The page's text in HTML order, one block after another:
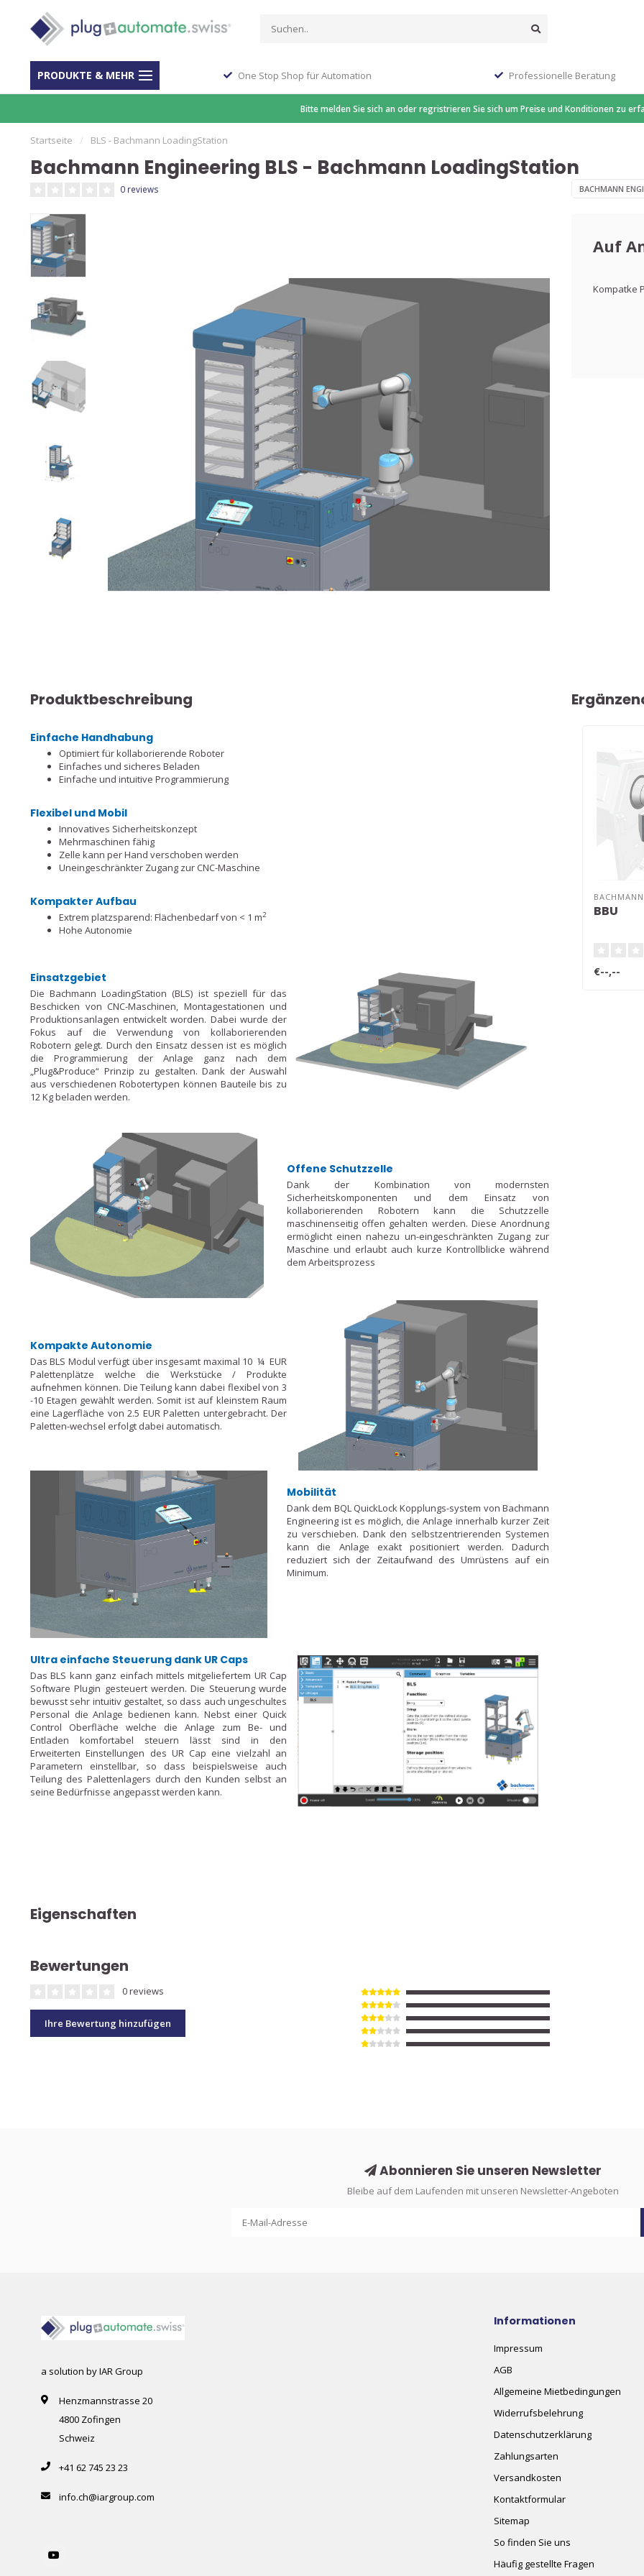
PRODUKTE & MEHR
40 Jahre Erfahrung One Stop Shop für Automation Professionelle Beratung
Bitte melden Sie sich an oder regristrieren Sie sich um Preise und Konditionen zu
Startseite / BLS - Bachmann LoadingStation
Bachmann Engineering BLS - Bachmann LoadingStation
0 reviews BACHMANN
Auf
Kompatke
Produktbeschreibung
Einfache Handhabung
Optimiert für kollaborierende Roboter
Einfaches und sicheres Beladen
Einfache und intuitive Programmierung
Flexibel und Mobil
Innovatives Sicherheitskonzept
Mehrmaschinen fähig
Zelle kann per Hand verschoben werden
Uneingeschränkter Zugang zur CNC-Maschine
Kompakter Aufbau
Extrem platzsparend: Flächenbedarf von < 1 m2
Hohe Autonomie
Einsatzgebiet
Die Bachmann LoadingStation (BLS) ist speziell für das
Beschicken von CNC-Maschinen, Montagestationen und
Produktionsanlagen entwickelt worden. Dabei wurde der
Fokus auf die Verwendung von kollaborierenden
Robotern gelegt. Durch den Einsatz dessen ist es möglich
die Programmierung der Anlage ganz nach dem
„Plug&Produce“ Prinzip zu gestalten. Dank der Auswahl
aus verschiedenen Robotertypen können Bauteile bis zu
12 Kg beladen werden.
Offene Schutzzelle
Dank der Kombination von modernsten
Sicherheitskomponenten und dem Einsatz von
kollaborierenden Robotern kann die Schutzzelle
maschinenseitig offen gehalten werden. Diese Anordnung
ermöglicht einen nahezu un-eingeschränkten Zugang zur
Maschine und erlaubt auch kurze Kontrollblicke während
dem Arbeitsprozess
Kompakte Autonomie
Das BLS Modul verfügt über insgesamt maximal 10 ¼ EUR
Palettenplätze welche die Werkstücke / Produkte
aufnehmen können. Die Teilung kann dabei flexibel von 3
-10 Etagen gewählt werden. Somit ist auf kleinstem Raum
eine Lagerfläche von 2.5 EUR Paletten untergebracht. Der
Paletten-wechsel erfolgt dabei automatisch.
Mobilität
Dank dem BQL QuickLock Kopplungs-system von Bachmann
Engineering ist es möglich, die Anlage innerhalb kurzer Zeit
zu verschieben. Dank den selbstzentrierenden Systemen
kann die Anlage exakt positioniert werden. Dadurch
reduziert sich der Zeitaufwand des Umrüstens auf ein
Minimum.
Ultra einfache Steuerung dank UR Caps
Das BLS kann ganz einfach mittels mitgeliefertem UR Cap
Software Plugin gesteuert werden. Die Steuerung wurde
bewusst sehr intuitiv gestaltet, so dass auch ungeschultes
Personal die Anlage bedienen kann. Nebst einer Quick
Control Oberfläche welche die Anlage zum Be- und
Entladen komfortabel steuern lässt sind in den
Erweiterten Einstellungen des UR Cap eine vielzahl an
Parametern einstellbar, so dass beispielsweise auch
Teilung des Palettenlagers durch den Kunden selbst an
seine Bedürfnisse angepasst werden kann.
Eigenschaften
Bewertungen
0 reviews
Ihre Bewertung hinzufügen
BBU
€--,--
Abonnieren Sie unseren Newsletter
Bleibe auf dem Laufenden mit unseren Newsletter-Angeboten
a solution by IAR Group
Henzmannstrasse 20
4800 Zofingen
Schweiz
+41 62 745 23 23
info.ch@iargroup.com
Informationen
Impressum
AGB
Allgemeine Mietbedingungen
Widerrufsbelehrung
Datenschutzerklärung
Zahlungsarten
Versandkosten
Kontaktformular
Sitemap
So finden Sie uns
Häufig gestellte Fragen